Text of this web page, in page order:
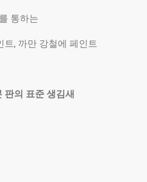
통하는
트, 까만 강철에 페인트
판의 표준 생김새